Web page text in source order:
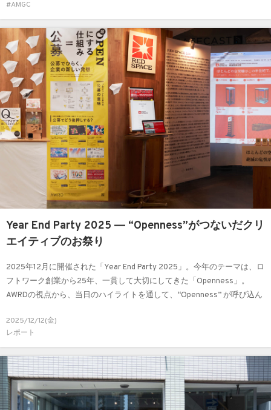
#AMGC
Year End Party 2025 ― “Openness”がつないだクリ
エイティブのお祭り
2025年12月に開催された「Year End Party 2025」。今年のテーマは、ロ
フトワーク創業から25年、一貫して大切にしてきた「Openness」。
AWRDの視点から、当日のハイライトを通して、“Openness” が呼び込ん
2025/12/12(金)
レポート